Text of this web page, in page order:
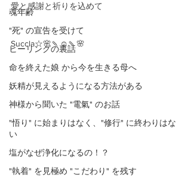
魂年齢
"死" の宣告を受けて
ヒーリングの裏話
命を終えた娘 から今を生きる母へ
妖精が見えるようになる方法がある
神様から聞いた "電氣" のお話
"悟り" に始まりはなく、"修行" に終わりはな
い
塩がなぜ浄化になるの！？
"執着" を見極め "こだわり" を残す
愛と感謝と祈りを込めて
Succla☆🌸🍡☺️🍡🌸